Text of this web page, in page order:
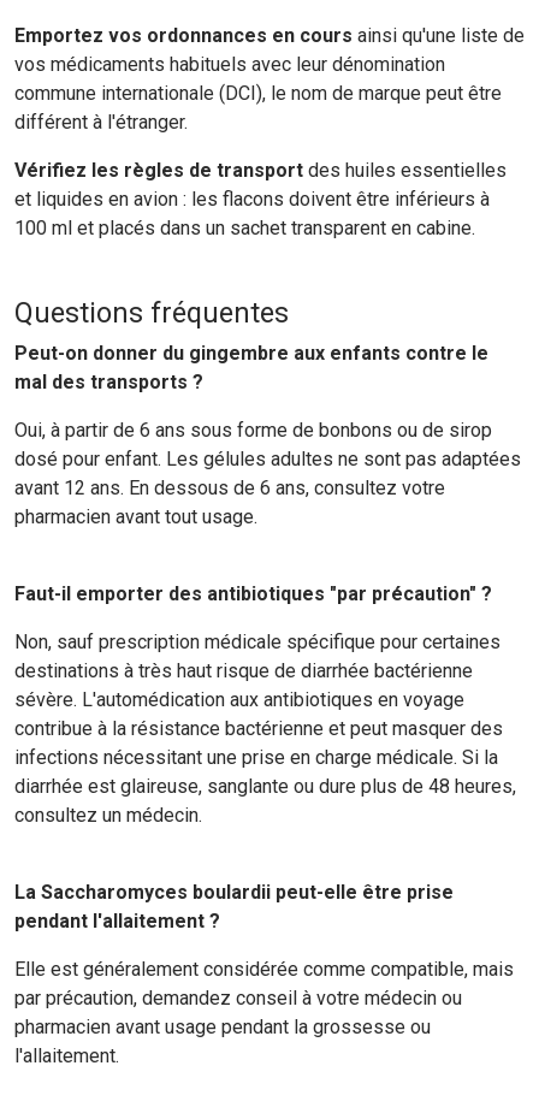
Emportez vos ordonnances en cours ainsi qu'une liste de
vos médicaments habituels avec leur dénomination
commune internationale (DCI), le nom de marque peut être
différent à l'étranger.
Vérifiez les règles de transport des huiles essentielles
et liquides en avion : les flacons doivent être inférieurs à
100 ml et placés dans un sachet transparent en cabine.
Questions fréquentes
Peut-on donner du gingembre aux enfants contre le
mal des transports ?
Oui, à partir de 6 ans sous forme de bonbons ou de sirop
dosé pour enfant. Les gélules adultes ne sont pas adaptées
avant 12 ans. En dessous de 6 ans, consultez votre
pharmacien avant tout usage.
Faut-il emporter des antibiotiques "par précaution" ?
Non, sauf prescription médicale spécifique pour certaines
destinations à très haut risque de diarrhée bactérienne
sévère. L'automédication aux antibiotiques en voyage
contribue à la résistance bactérienne et peut masquer des
infections nécessitant une prise en charge médicale. Si la
diarrhée est glaireuse, sanglante ou dure plus de 48 heures,
consultez un médecin.
La Saccharomyces boulardii peut-elle être prise
pendant l'allaitement ?
Elle est généralement considérée comme compatible, mais
par précaution, demandez conseil à votre médecin ou
pharmacien avant usage pendant la grossesse ou
l'allaitement.